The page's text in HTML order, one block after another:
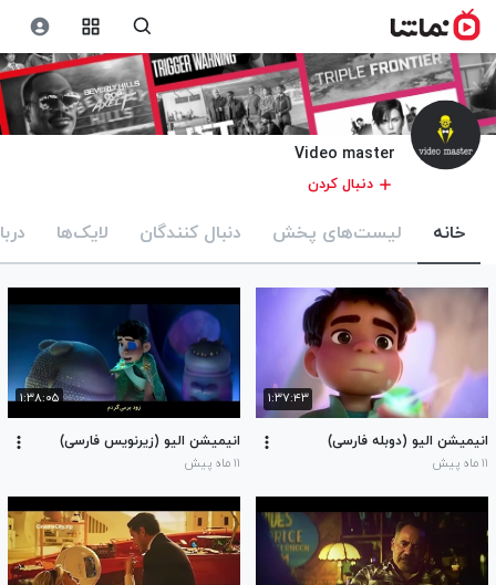
Video master
دنبال کردن
خانه لیست‌های پخش دنبال کنندگان لایک‌ها
۱:۳۷:۴۳
انیمیشن الیو (دوبله فارسی)
۱۱ ماه پیش
۱:۳۸:۰۵
انیمیشن الیو (زیرنویس فارسی)
۱۱ ماه پیش